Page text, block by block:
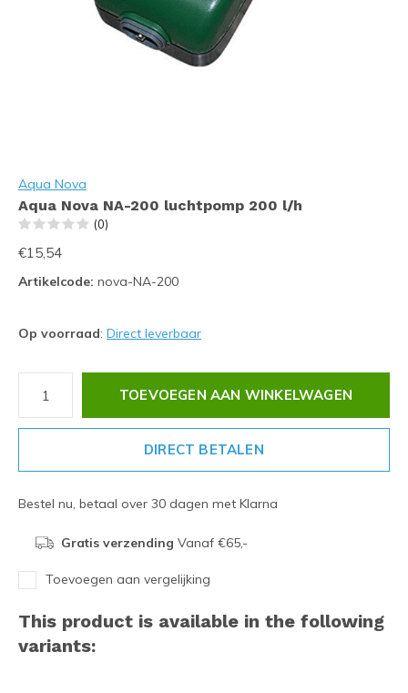
Aqua Nova
Aqua Nova NA-200 luchtpomp 200 l/h
(0)
€15,54
Artikelcode: nova-NA-200
Op voorraad: Direct leverbaar
TOEVOEGEN AAN WINKELWAGEN
DIRECT BETALEN
Bestel nu, betaal over 30 dagen met Klarna
Gratis verzending Vanaf €65,-
Toevoegen aan vergelijking
This product is available in the following
variants: